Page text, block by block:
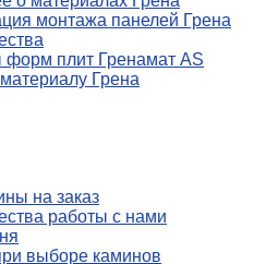
монтажа панелей Грена
форм плит Гренамат AS
Грена
на заказ
работы с нами
выборе каминов